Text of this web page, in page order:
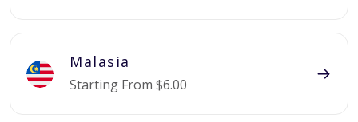
Malasia
Starting From $6.00